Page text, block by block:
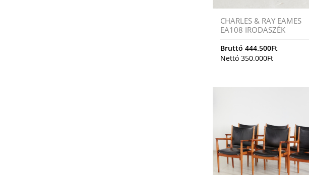
CHARLES & RAY EAMES
EA108 IRODASZÉK
Bruttó 444.500Ft
Nettó 350.000Ft